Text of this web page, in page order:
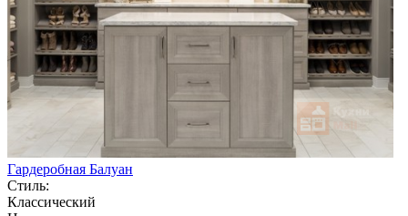
Гардеробная Балуан
Стиль:
Классический